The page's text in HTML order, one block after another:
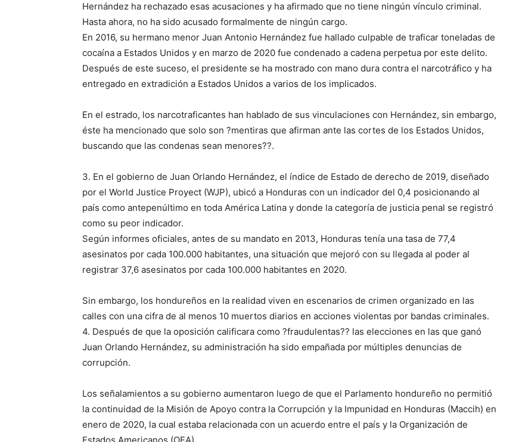
Hernández ha rechazado esas acusaciones y ha afirmado que no tiene ningún vínculo criminal.
Hasta ahora, no ha sido acusado formalmente de ningún cargo.
En 2016, su hermano menor Juan Antonio Hernández fue hallado culpable de traficar toneladas de
cocaína a Estados Unidos y en marzo de 2020 fue condenado a cadena perpetua por este delito.
Después de este suceso, el presidente se ha mostrado con mano dura contra el narcotráfico y ha
entregado en extradición a Estados Unidos a varios de los implicados.
En el estrado, los narcotraficantes han hablado de sus vinculaciones con Hernández, sin embargo,
éste ha mencionado que solo son ?mentiras que afirman ante las cortes de los Estados Unidos,
buscando que las condenas sean menores??.
3. En el gobierno de Juan Orlando Hernández, el índice de Estado de derecho de 2019, diseñado
por el World Justice Proyect (WJP), ubicó a Honduras con un indicador del 0,4 posicionando al
país como antepenúltimo en toda América Latina y donde la categoría de justicia penal se registró
como su peor indicador.
Según informes oficiales, antes de su mandato en 2013, Honduras tenía una tasa de 77,4
asesinatos por cada 100.000 habitantes, una situación que mejoró con su llegada al poder al
registrar 37,6 asesinatos por cada 100.000 habitantes en 2020.
Sin embargo, los hondureños en la realidad viven en escenarios de crimen organizado en las
calles con una cifra de al menos 10 muertos diarios en acciones violentas por bandas criminales.
4. Después de que la oposición calificara como ?fraudulentas?? las elecciones en las que ganó
Juan Orlando Hernández, su administración ha sido empañada por múltiples denuncias de
corrupción.
Los señalamientos a su gobierno aumentaron luego de que el Parlamento hondureño no permitió
la continuidad de la Misión de Apoyo contra la Corrupción y la Impunidad en Honduras (Maccih) en
enero de 2020, la cual estaba relacionada con un acuerdo entre el país y la Organización de